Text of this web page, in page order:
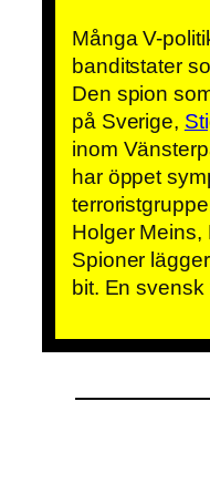
Många V-
banditstater
Den spion
på Sverige,
inom
har öppet
Holger Meins,
Spioner
bit. En svensk